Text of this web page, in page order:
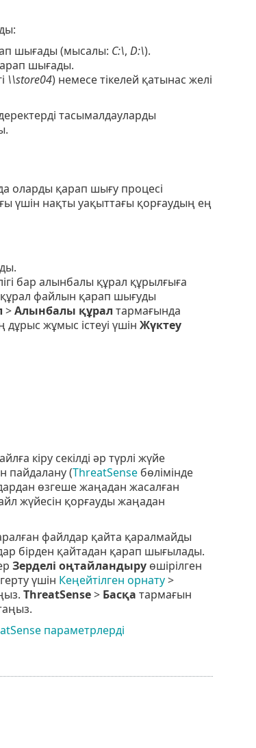
шығады (мысалы: C:\, D:\).
шығады.
\\store04) немесе тікелей қатынас желі
тасымалдауларды
оларды қарап шығу процесі
үшін нақты уақыттағы қорғаудың ең
бар алынбалы құрал құрылғыға
құрал файлын қарап шығуды
>Алынбалы құрал тармағында
жұмыс істеуі үшін Жүктеу
кіру секілді әр түрлі жүйе
пайдалану (ThreatSenseбөлімінде
өзгеше жаңадан жасалған
жүйесін қорғауды жаңадан
файлдар қайта қаралмайды
бірден қайтадан қарап шығылады.
Зерделі оңтайландыруөшірілген
үшін Кеңейтілген орнату>
ThreatSense> Басқа тармағын
параметрлерді